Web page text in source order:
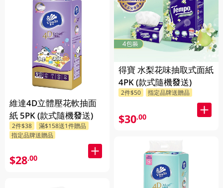
維達4D立體壓花軟抽面
紙 5PK (款式隨機發送)
2件$38
滿$158送1件贈品
指定品牌送贈品
$28.00
得寶 水梨花味抽取式面紙
4PK (款式隨機發送)
2件$50 指定品牌送贈品
$30.00